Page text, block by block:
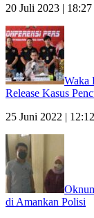
20 Juli 2023 |
Waka
Release Kasus
25 Juni 2022 |
di Amankan Polisi